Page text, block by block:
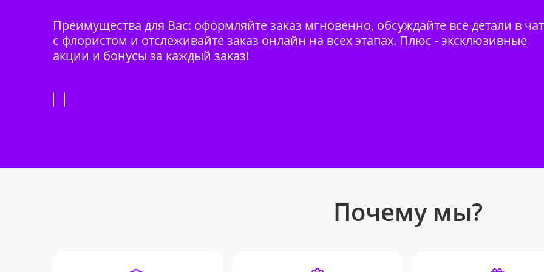
Преимущества для Вас: оформляйте заказ мгновенно, обсуждайте все детали в
с флористом и отслеживайте заказ онлайн на всех этапах. Плюс - эксклюзивные
акции и бонусы за каждый заказ!
Почему мы?